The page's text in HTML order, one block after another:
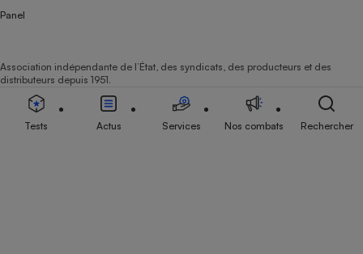
Panel
Association indépendante de l’État, des syndicats, des producteurs et des
distributeurs depuis 1951.
Tests Actus Services Nos combats Rechercher